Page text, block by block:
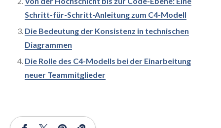
Schritt-für-Schritt-Anleitung zum C4-Modell
Die Bedeutung der Konsistenz in technischen
Diagrammen
Die Rolle des C4-Modells bei der Einarbeitung
neuer Teammitglieder